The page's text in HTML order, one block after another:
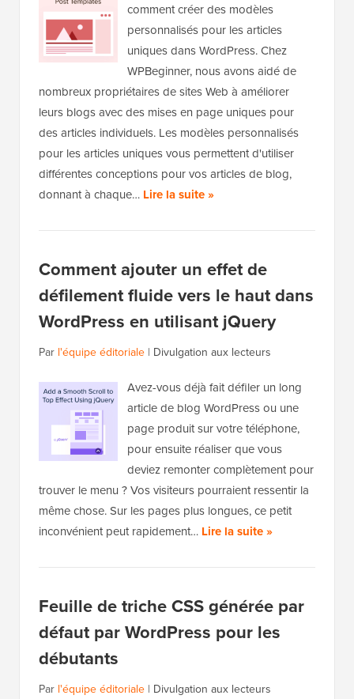
comment créer des modèles
personnalisés pour les articles
uniques dans WordPress. Chez
WPBeginner, nous avons aidé de
nombreux propriétaires de sites Web à améliorer
leurs blogs avec des mises en page uniques pour
des articles individuels. Les modèles personnalisés
pour les articles uniques vous permettent d'utiliser
différentes conceptions pour vos articles de blog,
donnant à chaque… Lire la suite »
Comment ajouter un effet de
défilement fluide vers le haut dans
WordPress en utilisant jQuery
Par l'équipe éditoriale | Divulgation aux lecteurs
Avez-vous déjà fait défiler un long
article de blog WordPress ou une
page produit sur votre téléphone,
pour ensuite réaliser que vous
deviez remonter complètement pour
trouver le menu ? Vos visiteurs pourraient ressentir la
même chose. Sur les pages plus longues, ce petit
inconvénient peut rapidement… Lire la suite »
Feuille de triche CSS générée par
défaut par WordPress pour les
débutants
Par l'équipe éditoriale | Divulgation aux lecteurs